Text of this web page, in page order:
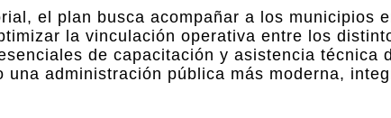
el plan busca acompañar a los municipios
la vinculación operativa entre los
de capacitación y asistencia técnica
administración pública más moderna,